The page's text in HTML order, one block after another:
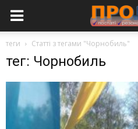
теги Статті з тегами "Чорнобиль"
тег: Чорнобиль